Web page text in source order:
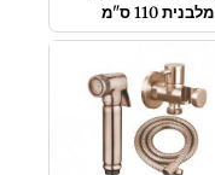
מלבנית 110 ס"מ